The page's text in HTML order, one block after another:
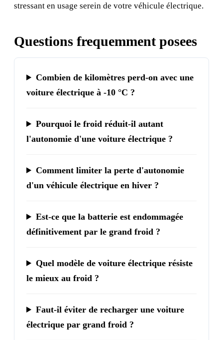
stressant en usage serein de votre véhicule électrique.
Questions frequemment posees
Combien de kilomètres perd-on avec une
voiture électrique à -10 °C ?
Pourquoi le froid réduit-il autant
l'autonomie d'une voiture électrique ?
Comment limiter la perte d'autonomie
d'un véhicule électrique en hiver ?
Est-ce que la batterie est endommagée
définitivement par le grand froid ?
Quel modèle de voiture électrique résiste
le mieux au froid ?
Faut-il éviter de recharger une voiture
électrique par grand froid ?